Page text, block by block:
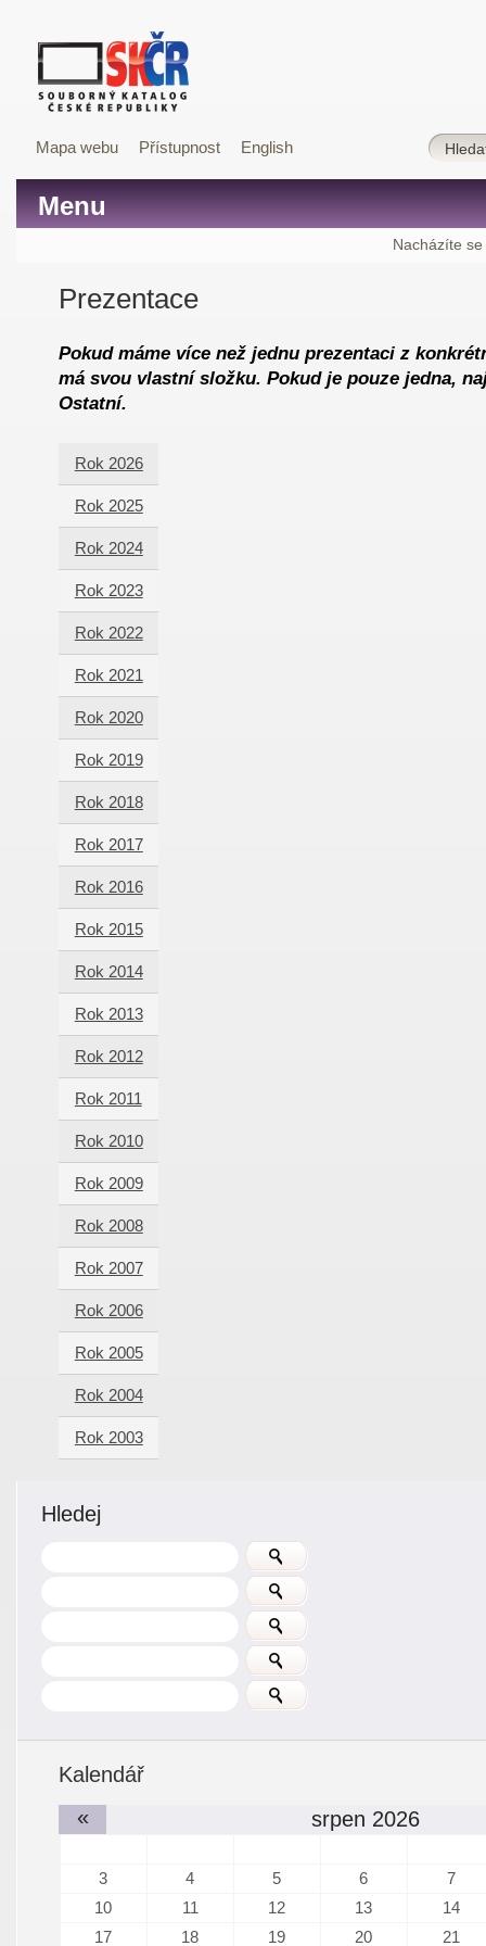
Mapa webu Přístupnost English
Menu
Nacházíte se
Prezentace
Pokud máme více než jednu prezentaci z
má svou vlastní složku. Pokud je pouze jedna,
Ostatní.
Rok 2026
Rok 2025
Rok 2024
Rok 2023
Rok 2022
Rok 2021
Rok 2020
Rok 2019
Rok 2018
Rok 2017
Rok 2016
Rok 2015
Rok 2014
Rok 2013
Rok 2012
Rok 2011
Rok 2010
Rok 2009
Rok 2008
Rok 2007
Rok 2006
Rok 2005
Rok 2004
Rok 2003
Hledej
Kalendář
«
srpen 2026
3 4 5 6
7
10
11 12 13
14
17
18 19 20 21